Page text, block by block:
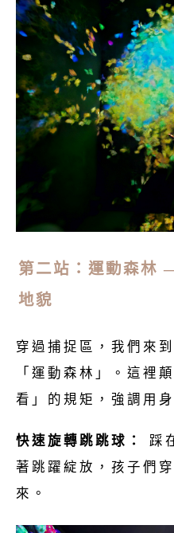
第二站：運動森林
地貌
穿過捕捉區，我們來
「運動森林」。這裡
看」的規矩，強調用
快速旋轉跳跳球：
踩
著跳躍綻放，孩子們
來。